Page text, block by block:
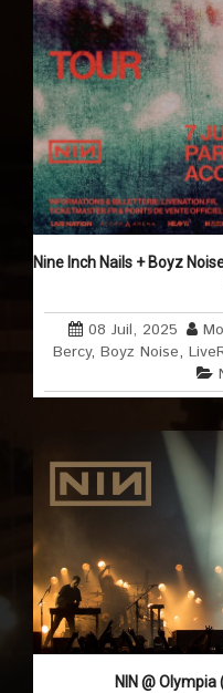
Nine Inch Nails + Boyz
08 Juil, 2025
Bercy, Boyz Noise,
NIN @